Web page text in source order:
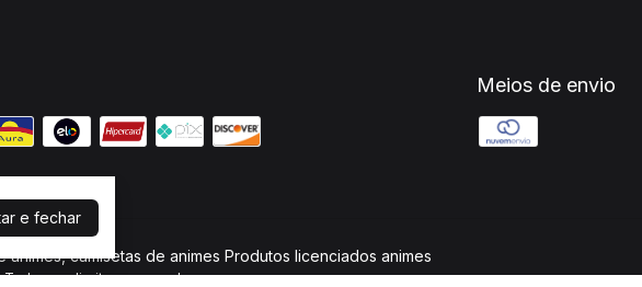
e fechar
Meios de envio
animes, camisetas de animes Produtos licenciados animes
os direitos reservados.